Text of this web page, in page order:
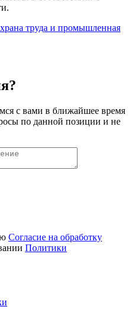
труда и промышленная
с вами в ближайшее время
по данной позиции и не
Согласие на обработку
Политики